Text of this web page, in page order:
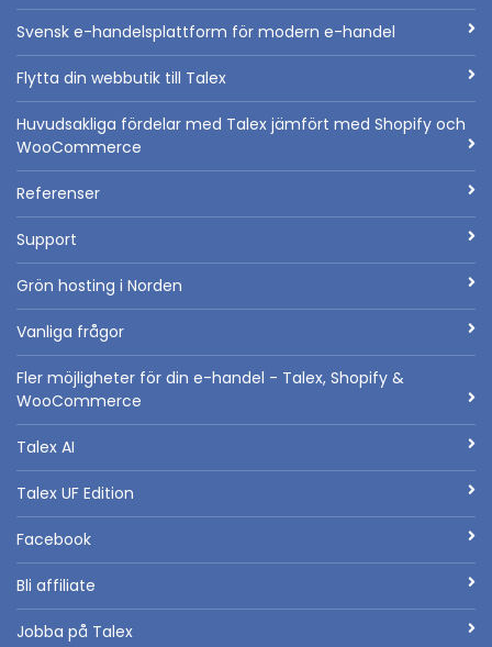
Svensk e-handelsplattform för modern e-handel
Flytta din webbutik till Talex
Huvudsakliga fördelar med Talex jämfört med Shopify och
WooCommerce
Referenser
Support
Grön hosting i Norden
Vanliga frågor
Fler möjligheter för din e-handel - Talex, Shopify &
WooCommerce
Talex AI
Talex UF Edition
Facebook
Bli affiliate
Jobba på Talex